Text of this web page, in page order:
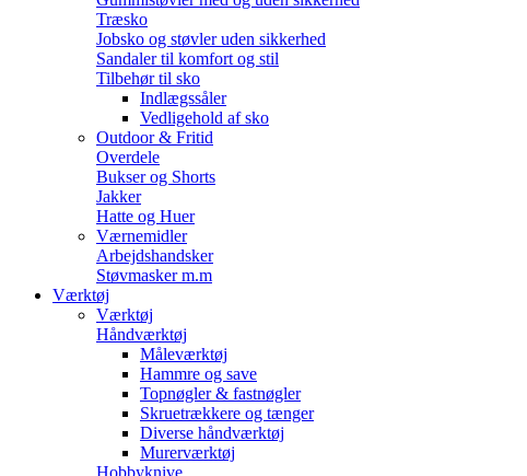
Træsko
Jobsko og støvler uden sikkerhed
Sandaler til komfort og stil
Tilbehør til sko
Indlægssåler
Vedligehold af sko
Outdoor & Fritid
Overdele
Bukser og Shorts
Jakker
Hatte og Huer
Værnemidler
Arbejdshandsker
Støvmasker m.m
Værktøj
Værktøj
Håndværktøj
Måleværktøj
Hammre og save
Topnøgler & fastnøgler
Skruetrækkere og tænger
Diverse håndværktøj
Murerværktøj
Hobbyknive